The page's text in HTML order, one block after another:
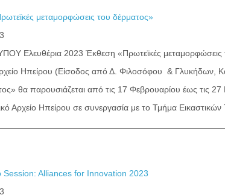
μεταμορφώσεις του δέρματος»
Ελευθέρια 2023 Έκθεση «Πρωτεϊκές
Ηπείρου (Είσοδος από Δ. Φιλοσόφου & Γλυκήδων,
θα παρουσιάζεται από τις 17 Φεβρουαρίου έως τις
Αρχείο Ηπείρου σε συνεργασία με το Τμήμα
Session: Alliances for Innovation 2023